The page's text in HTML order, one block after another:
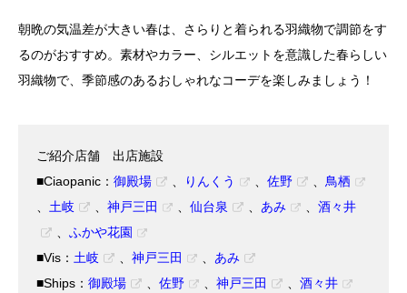
朝晩の気温差が大きい春は、さらりと着られる羽織物で調節をす
るのがおすすめ。素材やカラー、シルエットを意識した春らしい
羽織物で、季節感のあるおしゃれなコーデを楽しみましょう！
ご紹介店舗 出店施設
■Ciaopanic： 御殿場 りんくう 、佐野
鳥栖
土岐 神戸三田 、仙台泉 あみ 、酒々井
ふかや花園
■Vis： 土岐 神戸三田
あみ
■Ships： 御殿場 佐野 、神戸三田 酒々井